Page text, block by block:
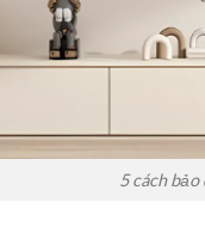
5 cách